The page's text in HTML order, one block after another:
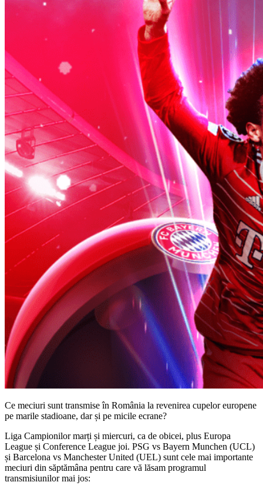
Ce meciuri sunt transmise în România la revenirea cupelor europene
pe marile stadioane, dar și pe micile ecrane?
Liga Campionilor marți și miercuri, ca de obicei, plus Europa
League și Conference League joi. PSG vs Bayern Munchen (UCL)
și Barcelona vs Manchester United (UEL) sunt cele mai importante
meciuri din săptămâna pentru care vă lăsam programul
transmisiunilor mai jos: